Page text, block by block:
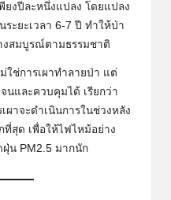
ยงปีละหนึ่งแปลง โดยแปลง
ะยะเวลา 6-7 ปี ทำให้ป่า
สมบูรณ์ตามธรรมชาติ
ใช่การเผาทำลายป่า แต่
นและควบคุมได้ เรียกว่า
ผาจะดำเนินการในช่วงหลัง
สุด เพื่อให้ไฟไหม้อย่าง
ฝุ่น PM2.5 มากนัก